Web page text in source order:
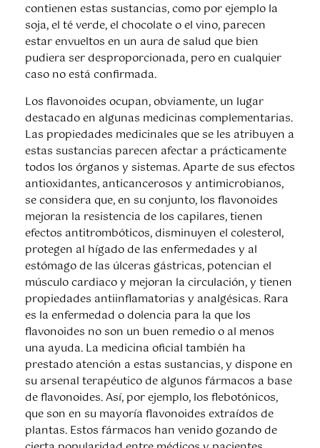
contienen estas sustancias, como por ejemplo la
soja, el té verde, el chocolate o el vino, parecen
estar envueltos en un aura de salud que bien
pudiera ser desproporcionada, pero en cualquier
caso no está confirmada.
Los flavonoides ocupan, obviamente, un lugar
destacado en algunas medicinas complementarias.
Las propiedades medicinales que se les atribuyen a
estas sustancias parecen afectar a prácticamente
todos los órganos y sistemas. Aparte de sus efectos
antioxidantes, anticancerosos y antimicrobianos,
se considera que, en su conjunto, los flavonoides
mejoran la resistencia de los capilares, tienen
efectos antitrombóticos, disminuyen el colesterol,
protegen al hígado de las enfermedades y al
estómago de las úlceras gástricas, potencian el
músculo cardiaco y mejoran la circulación, y tienen
propiedades antiinflamatorias y analgésicas. Rara
es la enfermedad o dolencia para la que los
flavonoides no son un buen remedio o al menos
una ayuda. La medicina oficial también ha
prestado atención a estas sustancias, y dispone en
su arsenal terapéutico de algunos fármacos a base
de flavonoides. Así, por ejemplo, los flebotónicos,
que son en su mayoría flavonoides extraídos de
plantas. Estos fármacos han venido gozando de